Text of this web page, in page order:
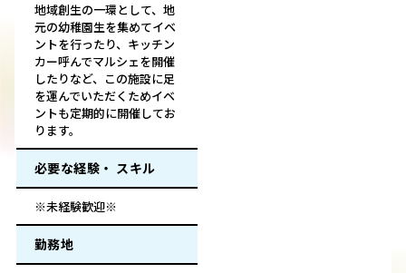
地域創生の一環として、地
元の幼稚園生を集めてイベ
ントを行ったり、キッチン
カー呼んでマルシェを開催
したりなど、この施設に足
を運んでいただくためイベ
ントも定期的に開催してお
ります。
必要な経験・ スキル
※未経験歓迎※
勤務地